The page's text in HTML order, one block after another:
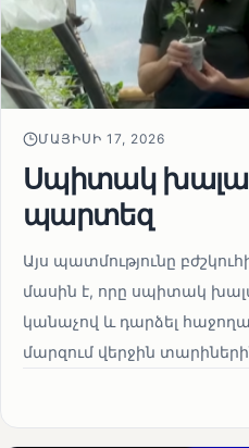
ՄԱՅԻՍԻ 17, 2026
Սպիտակ
պարտեզ
Այս պատմությունը
մասին է, որը սպիտակ
կանաչով և դարձել
մարզում վերջին